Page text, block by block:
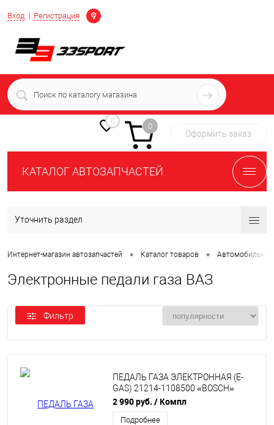
Вход Регистрация
Определение
+7 (939) 716-10-06
пн-пт 7:00-16:00 МСК
0
0
Оформить заказ
КАТАЛОГ АВТОЗАПЧАСТЕЙ
Уточнить раздел
Интернет-магазин автозапчастей • Каталог товаров • Автомобильная
Электронные педали газа ВАЗ
Фильтр
ПЕДАЛЬ ГАЗА ЭЛЕКТРОННАЯ (E-
GAS) 21214-1108500 «BOSCH»
0280755114(506) ДЛЯ ЛАДА НИВА
4Х4
2 990 руб. / Компл
Подробнее